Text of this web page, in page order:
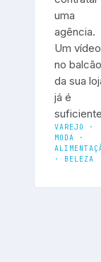
uma
agência.
Um vídeo
no balcão
da sua
já é
VAREJO ·
MODA ·
· BELEZA